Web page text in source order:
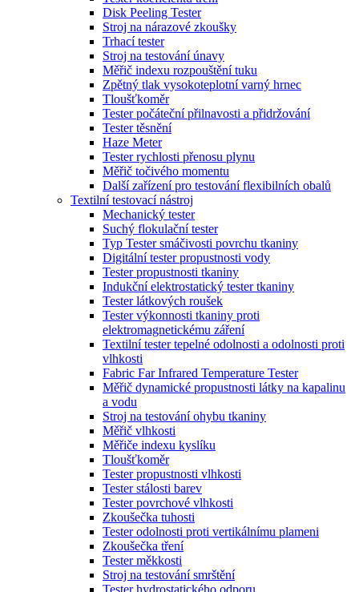
Disk Peeling Tester
Stroj na nárazové zkoušky
Trhací tester
Stroj na testování únavy
Měřič indexu rozpouštění tuku
Zpětný tlak vysokoteplotní varný hrnec
Tloušťkoměr
Tester počáteční přilnavosti a přidržování
Tester těsnění
Haze Meter
Tester rychlosti přenosu plynu
Měřič točivého momentu
Další zařízení pro testování flexibilních obalů
Textilní testovací nástroj
Mechanický tester
Suchý flokulační tester
Typ Tester smáčivosti povrchu tkaniny
Digitální tester propustnosti vody
Tester propustnosti tkaniny
Indukční elektrostatický tester tkaniny
Tester látkových roušek
Tester výkonnosti tkaniny proti
elektromagnetickému záření
Textilní tester tepelné odolnosti a odolnosti proti
vlhkosti
Fabric Far Infrared Temperature Tester
Měřič dynamické propustnosti látky na kapalinu
a vodu
Stroj na testování ohybu tkaniny
Měřič vlhkosti
Měřiče indexu kyslíku
Tloušťkoměr
Tester propustnosti vlhkosti
Tester stálosti barev
Tester povrchové vlhkosti
Zkoušečka tuhosti
Tester odolnosti proti vertikálnímu plameni
Zkoušečka tření
Tester měkkosti
Stroj na testování smrštění
Tester hydrostatického odporu